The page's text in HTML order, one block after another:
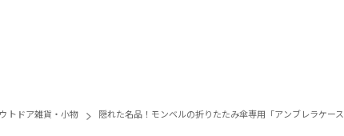
トドア雑貨・小物 隠れた名品！モンベルの折りたたみ傘専用「アンブレラケー